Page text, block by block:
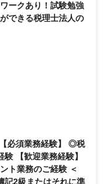
ークあり！試験勉強
できる税理士法人の
験】
業務のご経験 ＜
記2級またはそれに準